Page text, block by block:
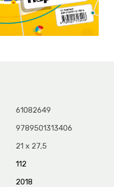
61082649
9789501313406
21 x 27,5
112
2018